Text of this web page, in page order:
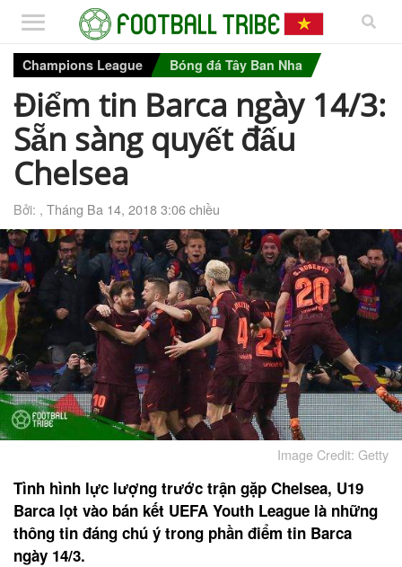
Champions League Bóng đá Tây Ban Nha
Điểm tin Barca ngày 14/3:
Sẵn sàng quyết đấu
Chelsea
Bởi: , Tháng Ba 14, 2018 3:06 chiều
Image Credit: Getty
Tình hình lực lượng trước trận gặp Chelsea, U19
Barca lọt vào bán kết UEFA Youth League là những
thông tin đáng chú ý trong phần điểm tin Barca
ngày 14/3.